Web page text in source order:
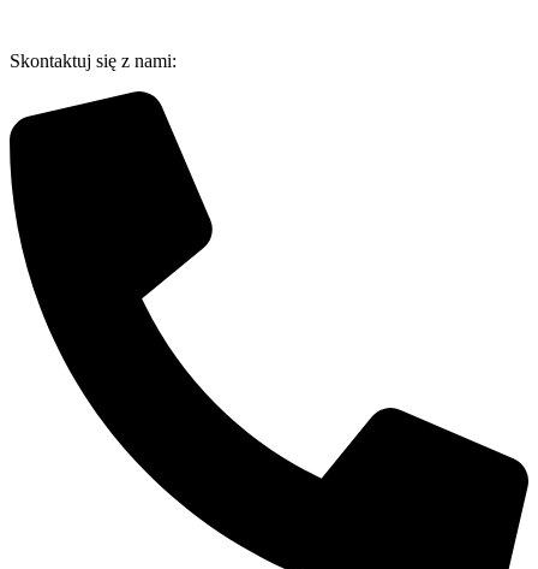
treści
Skontaktuj się z nami: